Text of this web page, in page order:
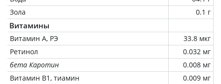
Зола
0.1 г
Витамины
Витамин А, РЭ
33.8 мкг
Ретинол
0.032 мг
бета Каротин
0.008 мг
Витамин В1, тиамин
0.009 мг